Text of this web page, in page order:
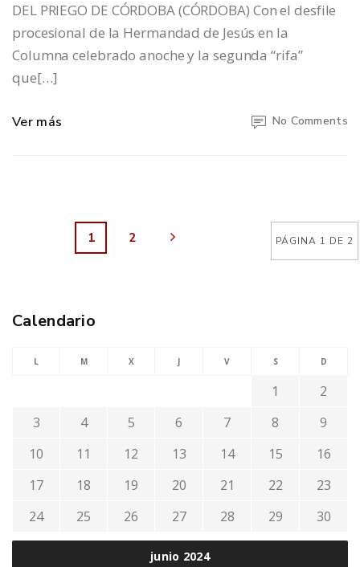
DEL PRIEGO DE CÓRDOBA (CÓRDOBA) Con el desfile
procesional de la Hermandad de Jesús en la
Columna celebrado anoche y la segunda “rifa”
que[…]
Ver más No Comments
PÁGINA 1 DE 2
1 2
Calendario
junio 2024
L M X J V S D
1
2
3
4 5 6 7 8
9
10
11 12 13 14 15
16
17
18 19 20 21 22
23
24
25 26 27 28 29 30